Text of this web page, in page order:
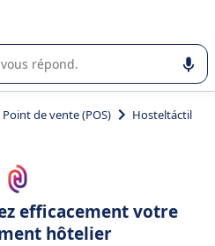
l'utilisation ou la sélection de
Point de vente (POS) Hosteltáctil
efficacement votre
hôtelier